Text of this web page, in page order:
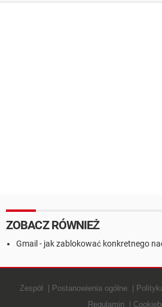
ZOBACZ RÓWNIEŻ
Gmail - jak zablokować konkretnego
Zespół Postanowienia ogólne
Regulamin